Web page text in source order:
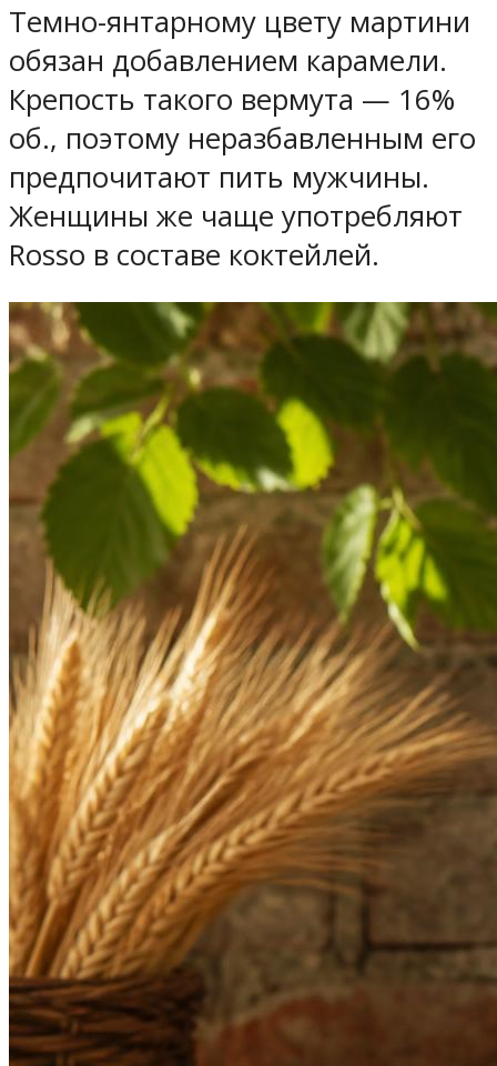
Темно-янтарному цвету мартини
обязан добавлением карамели.
Крепость такого вермута — 16%
об., поэтому неразбавленным его
предпочитают пить мужчины.
Женщины же чаще употребляют
Rosso в составе коктейлей.